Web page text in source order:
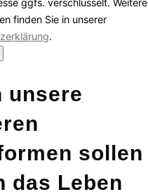
ggfs. verschlüsselt. Weitere
finden Sie in unserer
.
unsere
sollen
das Leben